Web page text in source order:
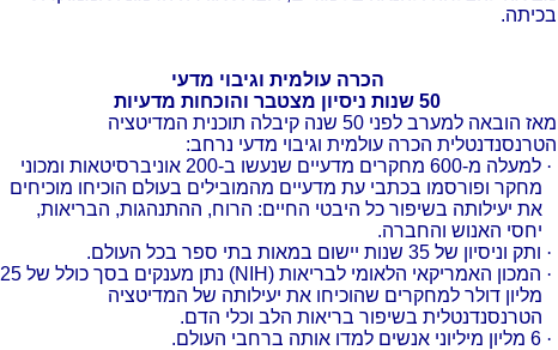
בכיתה.
הכרה עולמית וגיבוי מדעי
50 שנות ניסיון מצטבר והוכחות מדעיות
מאז הובאה למערב לפני 50 שנה קיבלה תוכנית המדיטציה
הטרנסנדנטלית הכרה עולמית וגיבוי מדעי נרחב:
·
למעלה מ-600 מחקרים מדעיים שנעשו ב-200 אוניברסיטאות ומכוני
מחקר ופורסמו בכתבי עת מדעיים מהמובילים בעולם הוכיחו מוכיחים
את יעילותה בשיפור כל היבטי החיים: הרוח, ההתנהגות, הבריאות,
יחסי האנוש והחברה.
· ותק וניסיון של 35 שנות יישום במאות בתי ספר בכל העולם.
· המכון האמריקאי הלאומי לבריאות (NIH
) נתן מענקים בסך כולל של 25
מליון דולר למחקרים שהוכיחו את יעילותה של המדיטציה
הטרנסנדנטלית בשיפור בריאות הלב וכלי הדם.
· 6 מליון מיליוני אנשים למדו אותה ברחבי העולם.